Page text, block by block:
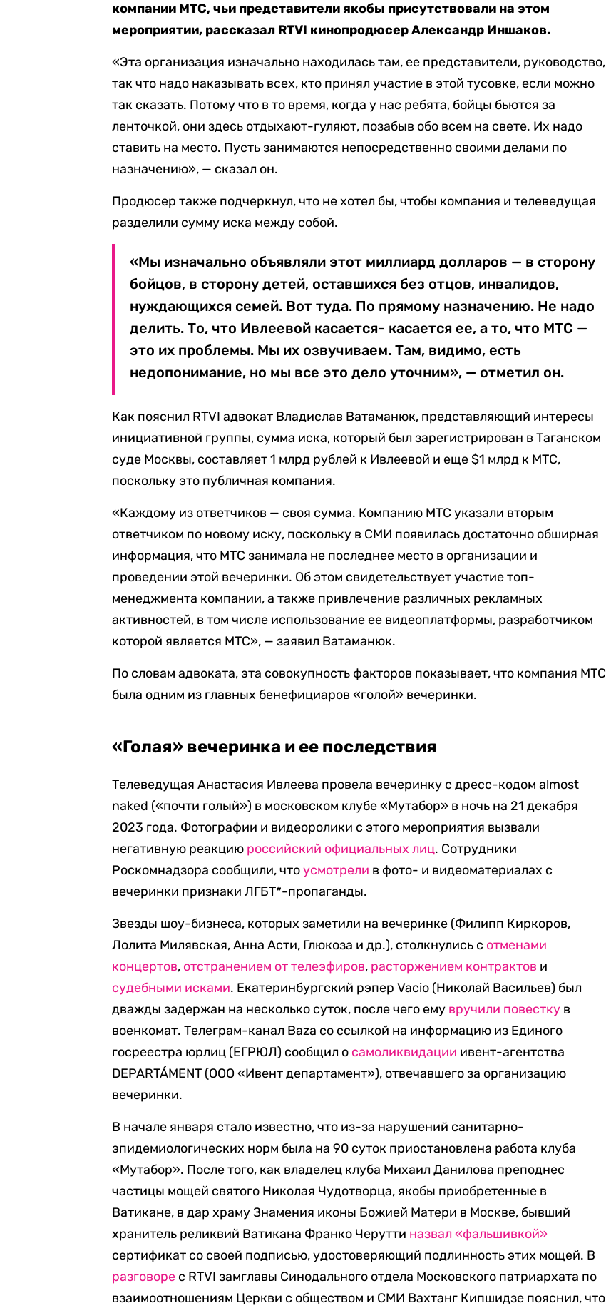
компании МТС, чьи представители якобы присутствовали на этом
мероприятии, рассказал RTVI кинопродюсер Александр Иншаков.
«Эта организация изначально находилась там, ее представители, руководство,
так что надо наказывать всех, кто принял участие в этой тусовке, если можно
так сказать. Потому что в то время, когда у нас ребята, бойцы бьются за
ленточкой, они здесь отдыхают-гуляют, позабыв обо всем на свете. Их надо
ставить на место. Пусть занимаются непосредственно своими делами по
назначению», — сказал он.
Продюсер также подчеркнул, что не хотел бы, чтобы компания и телеведущая
разделили сумму иска между собой.
«Мы изначально объявляли этот миллиард долларов — в сторону
бойцов, в сторону детей, оставшихся без отцов, инвалидов,
нуждающихся семей. Вот туда. По прямому назначению. Не надо
делить. То, что Ивлеевой касается- касается ее, а то, что МТС —
это их проблемы. Мы их озвучиваем. Там, видимо, есть
недопонимание, но мы все это дело уточним», — отметил он.
Как пояснил RTVI адвокат Владислав Ватаманюк, представляющий интересы
инициативной группы, сумма иска, который был зарегистрирован в Таганском
суде Москвы, составляет 1 млрд рублей к Ивлеевой и еще $1 млрд к МТС,
поскольку это публичная компания.
«Каждому из ответчиков — своя сумма. Компанию МТС указали вторым
ответчиком по новому иску, поскольку в СМИ появилась достаточно обширная
информация, что МТС занимала не последнее место в организации и
проведении этой вечеринки. Об этом свидетельствует участие топ-
менеджмента компании, а также привлечение различных рекламных
активностей, в том числе использование ее видеоплатформы, разработчиком
которой является МТС», — заявил Ватаманюк.
По словам адвоката, эта совокупность факторов показывает, что компания МТС
была одним из главных бенефициаров «голой» вечеринки.
«Голая» вечеринка и ее последствия
Телеведущая Анастасия Ивлеева провела вечеринку с дресс-кодом almost
naked («почти голый») в московском клубе «Мутабор» в ночь на 21 декабря
2023 года. Фотографии и видеоролики с этого мероприятия вызвали
негативную реакцию российский официальных лиц. Сотрудники
Роскомнадзора сообщили, чтоусмотрели в фото- и видеоматериалах с
вечеринки признаки ЛГБТ*-пропаганды.
Звезды шоу-бизнеса, которых заметили на вечеринке (Филипп Киркоров,
Лолита Милявская, Анна Асти, Глюкоза и др.), столкнулись с отменами
концертов, отстранением от телеэфиров, расторжением контрактов и
судебными исками. Екатеринбургский рэпер Vacio (Николай Васильев) был
дважды задержан на несколько суток, после чего ему вручили повестку в
военкомат. Телеграм-канал Baza со ссылкой на информацию из Единого
госреестра юрлиц (ЕГРЮЛ) сообщил о самоликвидации ивент-агентства
DEPARTÁMENT (ООО «Ивент департамент»), отвечавшего за организацию
вечеринки.
В начале января стало известно, что из-за нарушений санитарно-
эпидемиологических норм была на 90 суток приостановлена работа клуба
«Мутабор». После того, как владелец клуба Михаил Данилова преподнес
частицы мощей святого Николая Чудотворца, якобы приобретенные в
Ватикане, в дар храму Знамения иконы Божией Матери в Москве, бывший
хранитель реликвий Ватикана Франко Черутти назвал «фальшивкой»
сертификат со своей подписью, удостоверяющий подлинность этих мощей. В
разговоре с RTVI замглавы Синодального отдела Московского патриархата по
взаимоотношениям Церкви с обществом и СМИ Вахтанг Кипшидзе пояснил, что